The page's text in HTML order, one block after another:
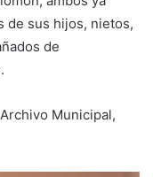
de sus hijos, nietos,
de
Municipal,